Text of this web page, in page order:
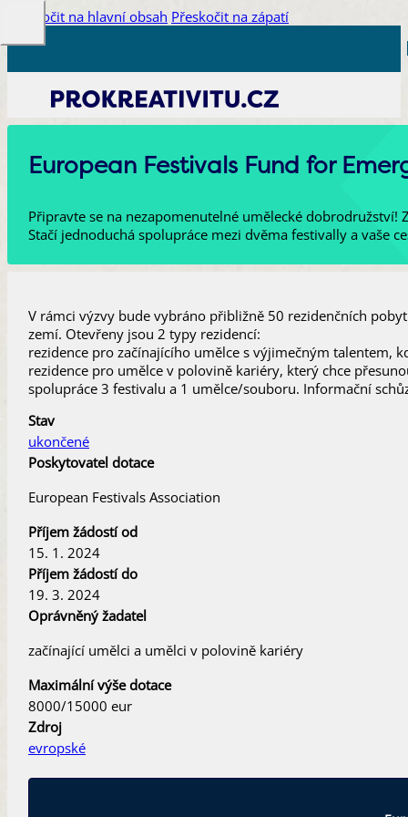
Přeskočit na hlavní obsah Přeskočit na zápatí
European Festivals Fund for
Připravte se na nezapomenutelné umělecké
Stačí jednoduchá spolupráce mezi dvěma festivally a vaše
V rámci výzvy bude vybráno přibližně 50 rezidenčních
zemí. Otevřeny jsou 2 typy rezidencí:
rezidence pro začínajícího umělce s výjimečným talentem,
rezidence pro umělce v polovině kariéry, který chce
spolupráce 3 festivalu a 1 umělce/souboru. Informační
Stav
ukončené
Poskytovatel dotace
European Festivals Association
Příjem žádostí od
15. 1. 2024
Příjem žádostí do
19. 3. 2024
Oprávněný žadatel
začínající umělci a umělci v polovině kariéry
Maximální výše dotace
8000/15000 eur
Zdroj
evropské